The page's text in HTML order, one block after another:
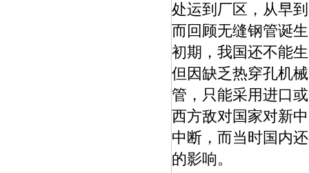
处运到厂区，从早
而回顾无缝钢管诞
初期，我国还不能
但因缺乏热穿孔机
管，只能采用进口
西方敌对国家对新
中断，而当时国内
的影响。